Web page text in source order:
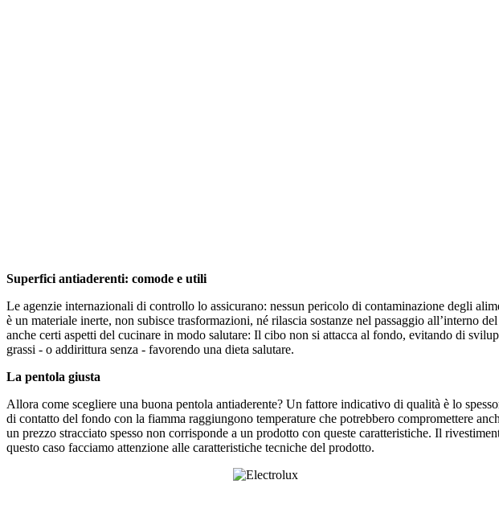
Superfici antiaderenti: comode e utili
Le agenzie internazionali di controllo lo assicurano: nessun pericolo di contaminazione degli
è un materiale inerte, non subisce trasformazioni, né rilascia sostanze nel passaggio all’interno
anche certi aspetti del cucinare in modo salutare: Il cibo non si attacca al fondo, evitando di
grassi - o addirittura senza - favorendo una dieta salutare.
La pentola giusta
Allora come scegliere una buona pentola antiaderente? Un fattore indicativo di qualità è lo
di contatto del fondo con la fiamma raggiungono temperature che potrebbero compromettere
un prezzo stracciato spesso non corrisponde a un prodotto con queste caratteristiche. Il
questo caso facciamo attenzione alle caratteristiche tecniche del prodotto.